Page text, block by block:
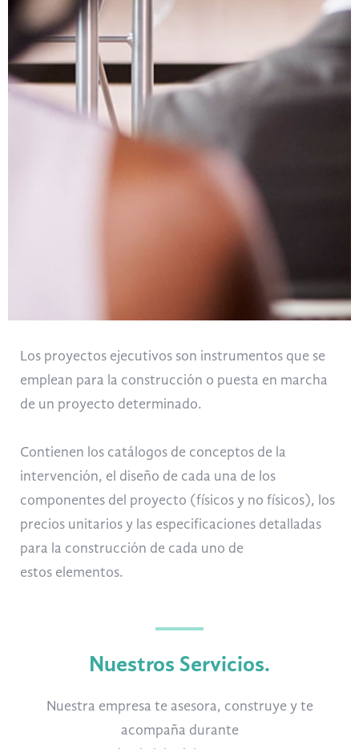
Los proyectos ejecutivos son instrumentos que se
emplean para la construcción o puesta en marcha
de un proyecto determinado.
Contienen los catálogos de conceptos de la
intervención, el diseño de cada una de los
componentes del proyecto (físicos y no físicos), los
precios unitarios y las especificaciones detalladas
para la construcción de cada uno de
estos elementos.
Nuestros Servicios.
Nuestra empresa te asesora, construye y te
acompaña durante